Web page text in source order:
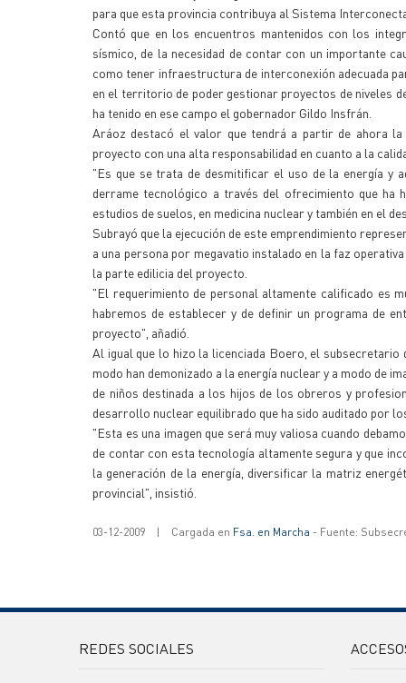
para que esta provincia contribuya al Sistema
Contó que en los encuentros mantenidos con los
sísmico, de la necesidad de contar con un importante
como tener infraestructura de interconexión adecuada
en el territorio de poder gestionar proyectos de niveles
ha tenido en ese campo el gobernador Gildo Insfrán.
Aráoz destacó el valor que tendrá a partir de ahora
proyecto con una alta responsabilidad en cuanto a la
"Es que se trata de desmitificar el uso de la energía y
derrame tecnológico a través del ofrecimiento que ha
estudios de suelos, en medicina nuclear y también en el
Subrayó que la ejecución de este emprendimiento
a una persona por megavatio instalado en la faz
la parte edilicia del proyecto.
"El requerimiento de personal altamente calificado es
habremos de establecer y de definir un programa de
proyecto", añadió.
Al igual que lo hizo la licenciada Boero, el subsecretario
modo han demonizado a la energía nuclear y a modo de
de niños destinada a los hijos de los obreros y
desarrollo nuclear equilibrado que ha sido auditado por
"Esta es una imagen que será muy valiosa cuando
de contar con esta tecnología altamente segura y que
la generación de la energía, diversificar la matriz
provincial", insistió.
03-12-2009 | Cargada en Fsa. en Marcha - Fuente:
REDES SOCIALES